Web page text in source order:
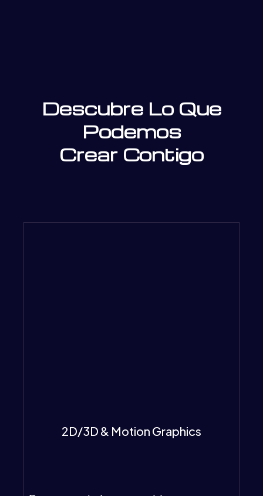
Descubre Lo Que
Podemos
Crear Contigo
2D/3D & Motion Graphics